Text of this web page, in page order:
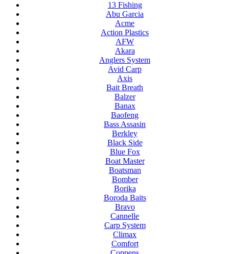
13 Fishing
Abu Garcia
Acme
Action Plastics
AFW
Akara
Anglers System
Avid Carp
Axis
Bait Breath
Balzer
Banax
Baofeng
Bass Assasin
Berkley
Black Side
Blue Fox
Boat Master
Boatsman
Bomber
Borika
Boroda Baits
Bravo
Cannelle
Carp System
Climax
Comfort